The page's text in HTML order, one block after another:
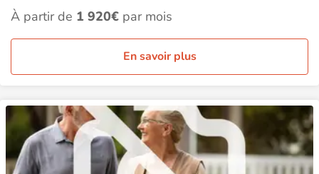
À partir de 1 920€ par mois
En savoir plus